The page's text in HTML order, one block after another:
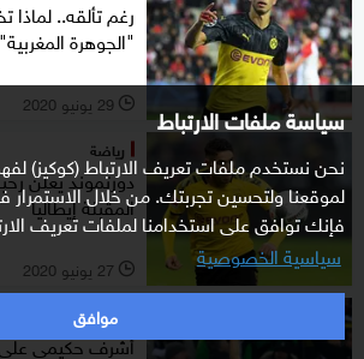
سياسة ملفات الارتباط
نحن نستخدم ملفات تعريف الارتباط (كوكيز)
لموقعنا ولتحسين تجربتك. من خلال
فإنك توافق على استخدامنا لملفات تعريف
سياسية الخصوصية
موافق
رغم تألقه.. لماذا
"الجوهرة
l 29 يونيو 2020
رياضة
دورتموند يعلن
المقبلة إيطاليا
l 27 يونيو 2020
رياضة
أشرف حكيمي